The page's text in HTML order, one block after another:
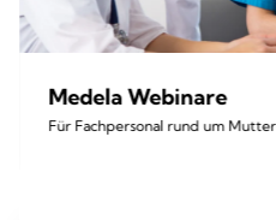
Medela Webinare
Für Fachpersonal rund um